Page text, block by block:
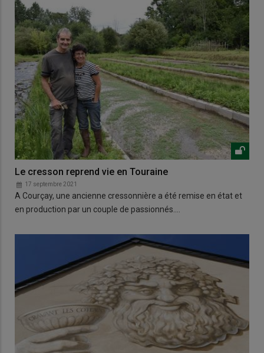
Le cresson reprend vie en Touraine
17 septembre 2021
A Courçay, une ancienne cressonnière a été remise en état et
en production par un couple de passionnés.…